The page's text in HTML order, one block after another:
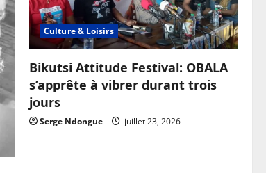
Culture & Loisirs
Bikutsi Attitude Festival: OBALA
s’apprête à vibrer durant trois
jours
Serge Ndongue juillet 23, 2026